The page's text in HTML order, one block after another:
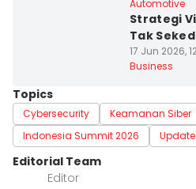
Automotive
Strategi
Tak
17 Jun 2026,
Business
Topics
Cybersecurity Keamanan Siber
Indonesia Summit 2026
Editorial Team
Editor